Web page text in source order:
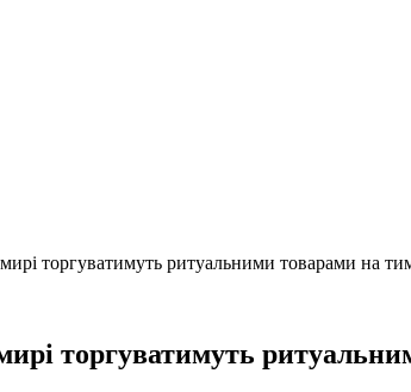
торгуватимуть ритуальними товарами на
торгуватимуть